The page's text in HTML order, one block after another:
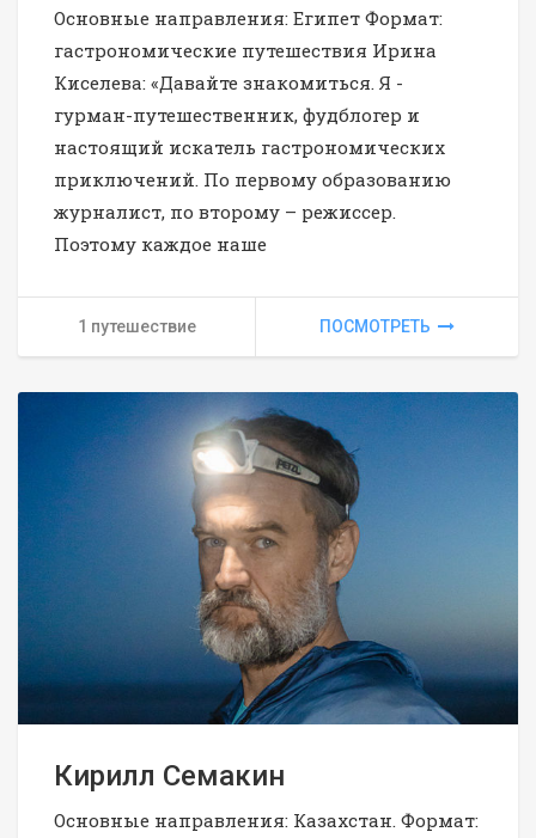
Основные направления: Египет Формат:
гастрономические путешествия Ирина
Киселева: «Давайте знакомиться. Я -
гурман-путешественник, фудблогер и
настоящий искатель гастрономических
приключений. По первому образованию
журналист, по второму – режиссер.
Поэтому каждое наше
1 путешествие ПОСМОТРЕТЬ
Кирилл Семакин
Основные направления: Казахстан. Формат: